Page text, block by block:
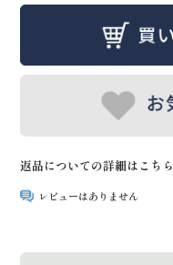
返品についての詳細はこちら
レビューはありません